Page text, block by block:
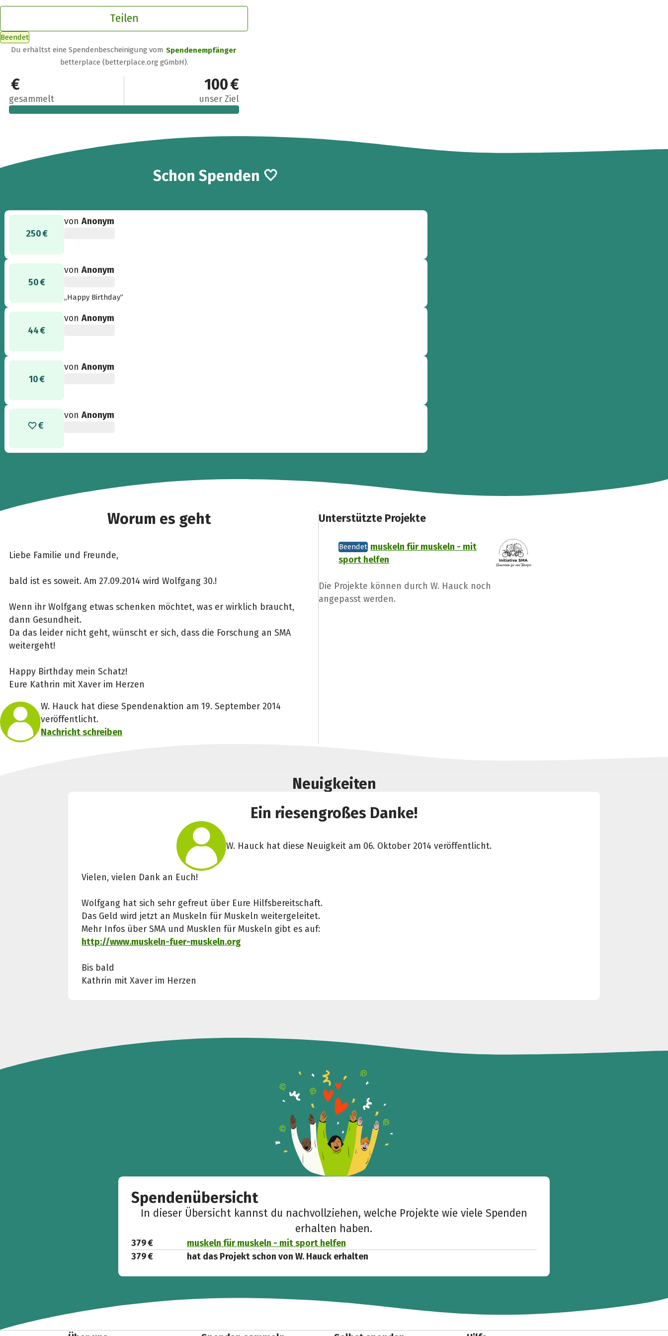
Teilen
Beendet
Du erhältst eine Spendenbescheinigung vom Spendenempfänger
betterplace (betterplace.org gGmbH).
379 €
gesammelt
100 €
unser Ziel
Schon5
Spenden 🤍
250 €
vonAnonym
50 €
vonAnonym
„Happy Birthday“
44 €
vonAnonym
10 €
vonAnonym
vonAnonym
Worum es geht
Liebe Familie und Freunde,
bald ist es soweit. Am 27.09.2014 wird Wolfgang 30.!
Wenn ihr Wolfgang etwas schenken möchtet, was er wirklich braucht,
dann Gesundheit.
Da das leider nicht geht, wünscht er sich, dass die Forschung an SMA
weitergeht!
Happy Birthday mein Schatz!
Eure Kathrin mit Xaver im Herzen
W. Hauck hat diese Spendenaktion am 19. September 2014
veröffentlicht.
Nachricht schreiben
Unterstützte Projekte
Beendet muskeln für muskeln - mit
sport helfen
Die Projekte können durch W. Hauck noch
angepasst werden.
Neuigkeiten
Ein riesengroßes Danke!
W. Hauck hat diese Neuigkeit am 06. Oktober 2014 veröffentlicht.
Vielen, vielen Dank an Euch!
Wolfgang hat sich sehr gefreut über Eure Hilfsbereitschaft.
Das Geld wird jetzt an Muskeln für Muskeln weitergeleitet.
Mehr Infos über SMA und Musklen für Muskeln gibt es auf:
http://www.muskeln-fuer-muskeln.org
Bis bald
Kathrin mit Xaver im Herzen
Spendenübersicht
In dieser Übersicht kannst du nachvollziehen, welche Projekte wie viele Spenden
erhalten haben.
379 €
muskeln für muskeln - mit sport helfen
379 €
hat das Projekt schon von W. Hauck erhalten